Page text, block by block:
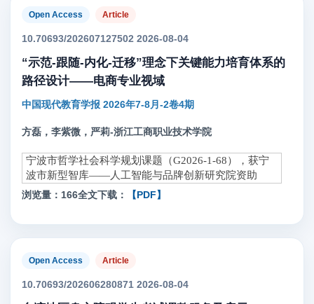
Open Access Article
10.70693/202607127502 2026-08-04
“示范-跟随-内化-迁移”理念下关键能力培育体系的
路径设计——电商专业视域
中国现代教育学报 2026年7-8月-2卷4期
方磊，李紫微，严莉-浙江工商职业技术学院
宁波市哲学社会科学规划课题（G2026-1-68），获宁
波市新型智库——人工智能与品牌创新研究院资助
浏览量：166全文下载： 【PDF】
Open Access Article
10.70693/202606280871 2026-08-04